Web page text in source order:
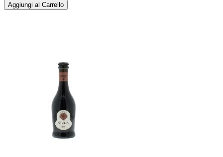
Aggiungi al Carrello